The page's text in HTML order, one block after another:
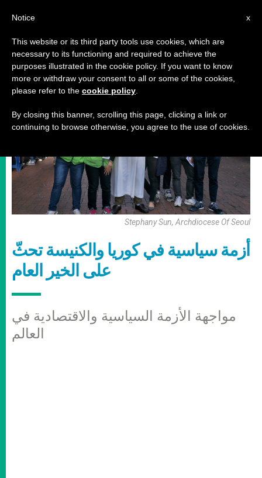
أخبار من حول العالم,سياسة
Stephany Sun, Archdiocese Of Seoul
أزمة سياسية في كوريا والكنيسة تحثّ
على الخير العام
مواجهة الأزمة السياسية والاقتصادية في
العالم
x
Notice
This website or its third party tools use cookies, which are
necessary to its functioning and required to achieve the
purposes illustrated in the cookie policy. If you want to know
more or withdraw your consent to all or some of the cookies,
please refer to the cookie policy
By closing this banner, scrolling this page, clicking a link or
continuing to browse otherwise, you agree to the use of cookies.